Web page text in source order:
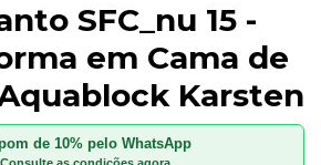
SFC_nu 15 -
em Cama de
Karsten
de 10% pelo WhatsApp